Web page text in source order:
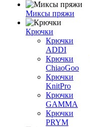
Миксы пряжи
Крючки
Крючки
ADDI
Крючки
ChiaoGoo
Крючки
KnitPro
Крючки
GAMMA
Крючки
PRYM